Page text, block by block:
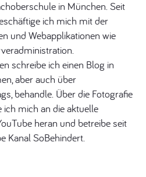
in München. Seit
ich mich mit der
und Webapplikationen wie
schreibe ich einen Blog in
aber auch über
behandle. Über die Fotografie
mich an die aktuelle
heran und betreibe seit
Kanal SoBehindert.